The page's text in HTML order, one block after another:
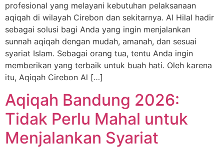
profesional yang melayani kebutuhan pelaksanaan
aqiqah di wilayah Cirebon dan sekitarnya. Al Hilal hadir
sebagai solusi bagi Anda yang ingin menjalankan
sunnah aqiqah dengan mudah, amanah, dan sesuai
syariat Islam. Sebagai orang tua, tentu Anda ingin
memberikan yang terbaik untuk buah hati. Oleh karena
itu, Aqiqah Cirebon Al […]
Aqiqah Bandung 2026:
Tidak Perlu Mahal untuk
Menjalankan Syariat